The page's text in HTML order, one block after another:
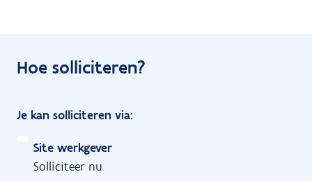
Hoe solliciteren?
Je kan solliciteren via:
Site werkgever
Solliciteer nu